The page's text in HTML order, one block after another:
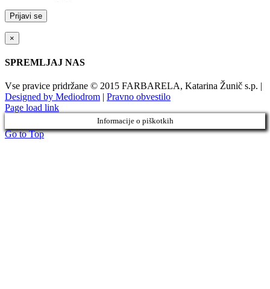
×
SPREMLJAJ NAS
Vse pravice pridržane © 2015 FARBARELA, Katarina Žunič s.p. |
Designed by Mediodrom | Pravno obvestilo
Page load link
Informacije o piškotkih
Go to Top